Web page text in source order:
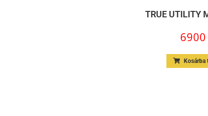
TRUE UTILITY
6900
Kosárba